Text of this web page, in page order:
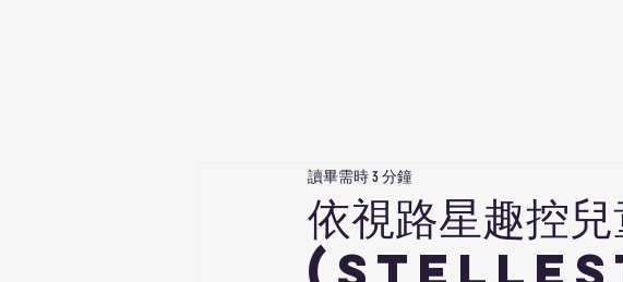
依視路星趣控
讀畢需時 3 分鐘